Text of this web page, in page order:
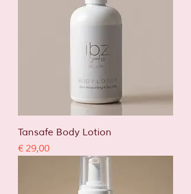
Tansafe Body Lotion
Prijs
€ 29,00